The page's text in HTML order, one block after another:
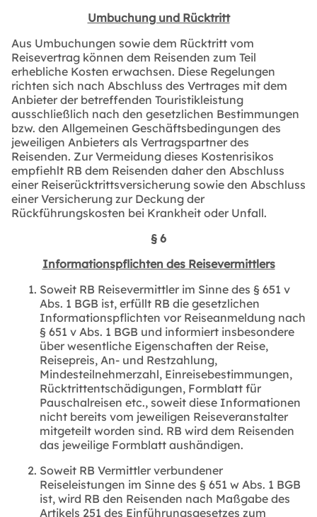
Umbuchung und Rücktritt
Aus Umbuchungen sowie dem Rücktritt vom
Reisevertrag können dem Reisenden zum Teil
erhebliche Kosten erwachsen. Diese Regelungen
richten sich nach Abschluss des Vertrages mit dem
Anbieter der betreffenden Touristikleistung
ausschließlich nach den gesetzlichen Bestimmungen
bzw. den Allgemeinen Geschäftsbedingungen des
jeweiligen Anbieters als Vertragspartner des
Reisenden. Zur Vermeidung dieses Kostenrisikos
empfiehlt RB dem Reisenden daher den Abschluss
einer Reiserücktrittsversicherung sowie den Abschluss
einer Versicherung zur Deckung der
Rückführungskosten bei Krankheit oder Unfall.
§ 6
Informationspflichten des Reisevermittlers
Soweit RB Reisevermittler im Sinne des § 651 v
Abs. 1 BGB ist, erfüllt RB die gesetzlichen
Informationspflichten vor Reiseanmeldung nach
§ 651 v Abs. 1 BGB und informiert insbesondere
über wesentliche Eigenschaften der Reise,
Reisepreis, An- und Restzahlung,
Mindesteilnehmerzahl, Einreisebestimmungen,
Rücktrittentschädigungen, Formblatt für
Pauschalreisen etc., soweit diese Informationen
nicht bereits vom jeweiligen Reiseveranstalter
mitgeteilt worden sind. RB wird dem Reisenden
das jeweilige Formblatt aushändigen.
Soweit RB Vermittler verbundener
Reiseleistungen im Sinne des § 651 w Abs. 1 BGB
ist, wird RB den Reisenden nach Maßgabe des
Artikels 251 des Einführungsgesetzes zum